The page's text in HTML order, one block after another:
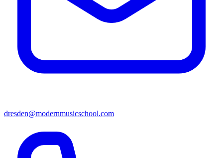
dresden@modernmusicschool.com